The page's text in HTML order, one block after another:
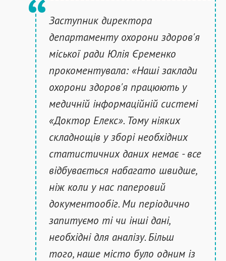
Заступник директора
департаменту охорони здоров'я
міської ради Юлія Єременко
прокоментувала: «Наші заклади
охорони здоров'я працюють у
медичній інформаційній системі
«Доктор Елекс». Тому ніяких
складнощів у зборі необхідних
статистичних даних немає - все
відбувається набагато швидше,
ніж коли у нас паперовий
документообіг. Ми періодично
запитуємо ті чи інші дані,
необхідні для аналізу. Більш
того, наше місто було одним із